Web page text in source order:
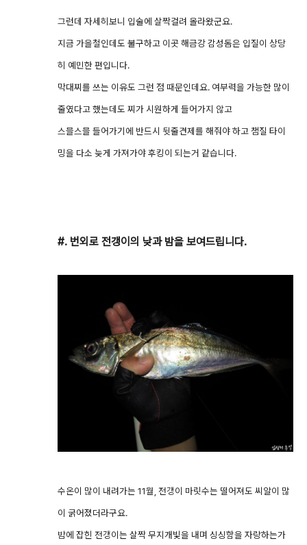
그런데 자세히보니 입술에 살짝걸려 올라왔군요.
지금 가을철인데도 불구하고 이곳 해금강 감성돔은 입질이 상당
히 예민한 편입니다.
막대찌를 쓰는 이유도 그런 점 때문인데요. 여부력을 가능한 많이
줄였다고 했는데도 찌가 시원하게 들어가지 않고
스믈스믈 들어가기에 반드시 뒷줄견제를 해줘야 하고 챔질 타이
밍을 다소 늦게 가져가야 후킹이 되는거 같습니다.
#. 번외로 전갱이의 낮과 밤을 보여드립니다.
수온이 많이 내려가는 11월, 전갱이 마릿수는 떨어져도 씨알이 많
이 굵어졌더라구요.
밤에 잡힌 전갱이는 살짝 무지개빛을 내며 싱싱함을 자랑하는가